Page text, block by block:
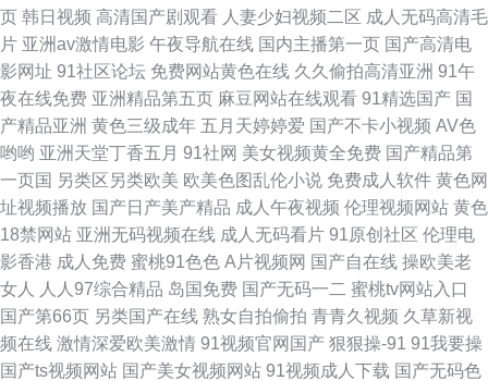
区 亚洲综合髅 91永久免费看视频 91极品探花 夜先锋av在线资源网 日韩精
品在线人妻 欧美肏肏肏 狠狠久久综合 国产自产12A区 91看片淫黄大片在看
国产精品无毒久久 肏屄四虎 殴美色AAAA 亚洲黄色osjdyd 91福利导航网 99
福利在 97资源网在线看 91国内在线 国内肏屄在线 三级片黄色片网络 91韩
剧网最新韩剧在线看 黄色三级在线网站
页 韩日视频 高清国产剧观看 人妻少妇视频二区 成人无码高清毛
片 亚洲av激情电影 午夜导航在线 国内主播第一页 国产高清电
影网址 91社区论坛 免费网站黄色在线 久久偷拍高清亚洲 91午
夜在线免费 亚洲精品第五页 麻豆网站在线观看 91精选国产 国
产精品亚洲 黄色三级成年 五月天婷婷爱 国产不卡小视频 AV色
哟哟 亚洲天堂丁香五月 91社网 美女视频黄全免费 国产精品第
一页国 另类区另类欧美 欧美色图乱伦小说 免费成人软件 黄色网
址视频播放 国产日产美产精品 成人午夜视频 伦理视频网站 黄色
18禁网站 亚洲无码视频在线 成人无码看片 91原创社区 伦理电
影香港 成人免费 蜜桃91色色 A片视频网 国产自在线 操欧美老
女人
人人97综合精品 岛国免费 国产无码一二 蜜桃tv网站入口
国产第66页 另类国产在线 熟女自拍偷拍 青青久视频 久草新视
频在线 激情深爱欧美激情 91视频官网国产 狠狠操-91 91我要操
国产ts视频网站 国产美女视频网站 91视频成人下载 国产无码色